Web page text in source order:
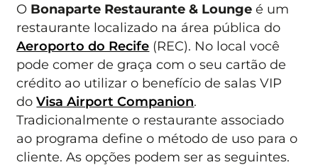
O Bonaparte Restaurante & Lounge é um
restaurante localizado na área pública do
Aeroporto do Recife (REC). No local você
pode comer de graça com o seu cartão de
crédito ao utilizar o benefício de salas VIP
doVisa Airport Companion.
Tradicionalmente o restaurante associado
ao programa define o método de uso para o
cliente. As opções podem ser as seguintes.